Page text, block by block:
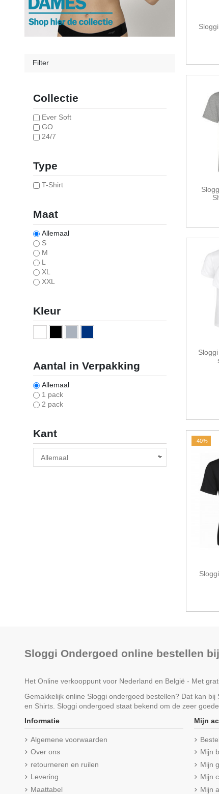
-40%
Filter
Collectie
Ever Soft
GO
24/7
Type
T-Shirt
Maat
Allemaal
S
M
L
XL
XXL
Kleur
Aantal in Verpakking
Allemaal
1 pack
2 pack
Kant
Sloggi Ondergoed online bestellen
Het Online verkooppunt voor Nederland en België - Met
Gemakkelijk online Sloggi ondergoed bestellen? Dat kan
en Shirts. Sloggi ondergoed staat bekend om de zeer
Informatie
Algemene voorwaarden
Over ons
retourneren en ruilen
Levering
Maattabel
Mijn
Mijn
Mijn
Mijn
Mijn